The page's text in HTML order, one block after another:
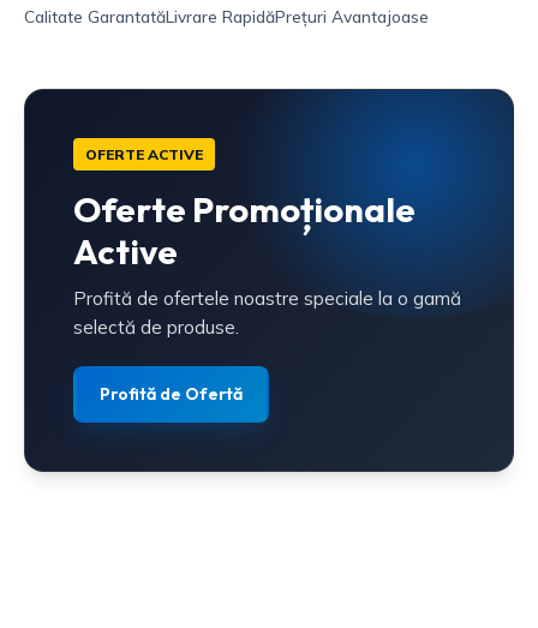
Calitate GarantatăLivrare RapidăPrețuri Avantajoase
OFERTE ACTIVE
Oferte Promoționale
Active
Profită de ofertele noastre speciale la o gamă
selectă de produse.
Profită de Ofertă